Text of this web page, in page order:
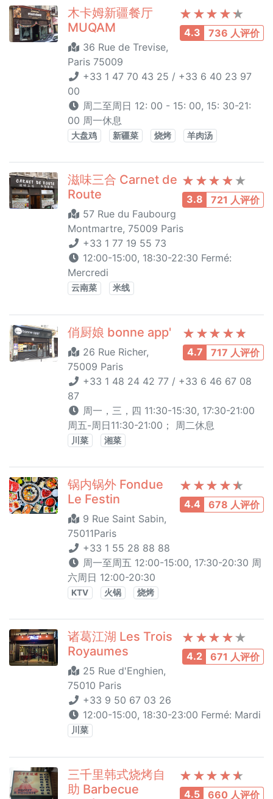
4.3 736 人评价
木卡姆新疆餐厅
MUQAM
36 Rue de Trevise,
Paris 75009
+33 1 47 70 43 25 / +33 6 40 23 97
00
周二至周日 12: 00 - 15: 00, 15: 30-21:
00 周一休息
大盘鸡 新疆菜 烧烤 羊肉汤
3.8 721 人评价
滋味三合 Carnet de
Route
57 Rue du Faubourg
Montmartre, 75009 Paris
+33 1 77 19 55 73
12:00-15:00, 18:30-22:30 Fermé:
Mercredi
云南菜 米线
4.7 717 人评价
俏厨娘 bonne app'
26 Rue Richer,
75009 Paris
+33 1 48 24 42 77 / +33 6 46 67 08
87
周一，三，四 11:30-15:30, 17:30-21:00
周五-周日11:30-21:00； 周二休息
川菜 湘菜
4.4 678 人评价
锅内锅外 Fondue
Le Festin
9 Rue Saint Sabin,
75011Paris
+33 1 55 28 88 88
周一至周五 12:00-15:00, 17:30-20:30 周
六周日 12:00-20:30
KTV 火锅 烧烤
4.2 671 人评价
诸葛江湖 Les Trois
Royaumes
25 Rue d'Enghien,
75010 Paris
+33 9 50 67 03 26
12:00-15:00, 18:30-23:00 Fermé: Mardi
川菜
4.5 660 人评价
三千里韩式烧烤自
助 Barbecue